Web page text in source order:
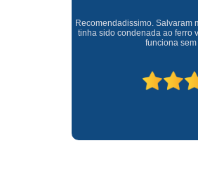
Uma empresa á 41 anos no
cliente ótimo atendimento